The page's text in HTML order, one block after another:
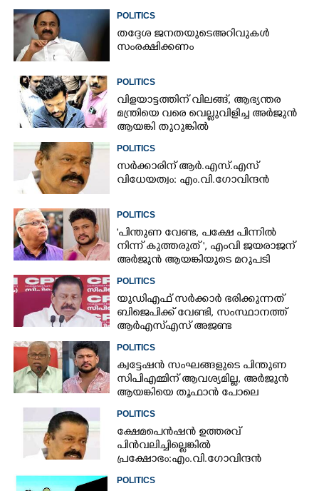
POLITICS
തദ്ദേശ ജനതയുടെ അറിവുകൾ
സംരക്ഷിക്കണം
POLITICS
വിളയാട്ടത്തിന് വിലങ്ങ്, ആഭ്യന്തര
മന്ത്രിയെ വരെ വെല്ലുവിളിച്ച അർജുൻ
ആയങ്കി തുറുങ്കിൽ
POLITICS
സർക്കാരിന് ആർ.എസ്‌.എസ്‌
വിധേയത്വം: എം.വി.ഗോവിന്ദൻ
POLITICS
"പിന്തുണ വേണ്ട,​ പക്ഷേ പിന്നിൽ
നിന്ന് കുത്തരുത് ", എംവി ജയരാജന്
അർജുൻ ആയങ്കിയുടെ മറുപടി
POLITICS
യുഡിഎഫ് സർക്കാർ ഭരിക്കുന്നത്
ബിജെപിക്ക് വേണ്ടി,​ സംസ്ഥാനത്ത്
ആർഎസ്എസ് അജണ്ട
POLITICS
ക്വട്ടേഷൻ സംഘങ്ങളുടെ പിന്തുണ
സിപിഎമ്മിന് ആവശ്യമില്ല, അർജുൻ
ആയങ്കിയെ തൂഫാൻ പോലെ
POLITICS
ക്ഷേമപെൻഷൻ ഉത്തരവ്
പിൻവലിച്ചില്ലെങ്കിൽ
പ്രക്ഷോഭം:എം.വി.ഗോവിന്ദൻ
POLITICS